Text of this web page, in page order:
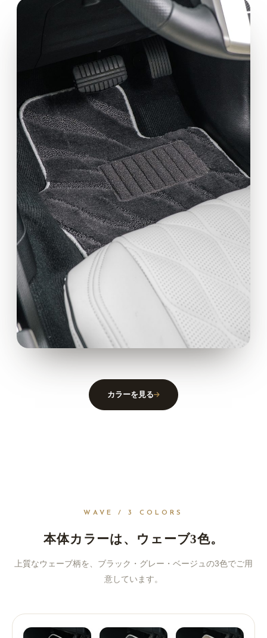
カラーを見る
WAVE / 3 COLORS
本体カラーは、ウェーブ3色。
上質なウェーブ柄を、ブラック・グレー・ベージュの3色でご用
意しています。